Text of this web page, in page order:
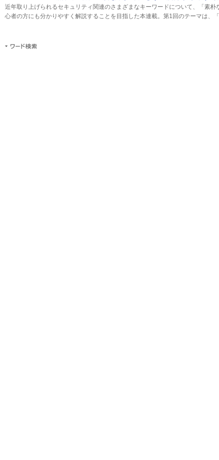
近年取り上げられるセキュリティ関連のさまざまなキーワードについて、「素
心者の方にも分かりやすく解説することを目指した本連載。第1回のテーマは、